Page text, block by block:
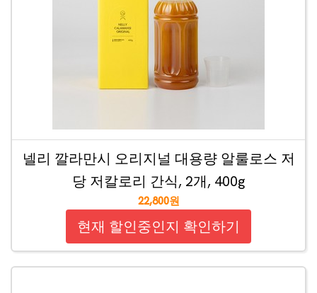
넬리 깔라만시 오리지널 대용량 알룰로스 저
당 저칼로리 간식, 2개, 400g
22,800원
현재 할인중인지 확인하기